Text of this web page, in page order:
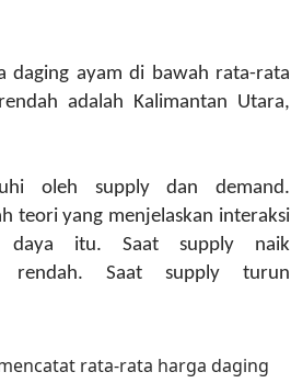
daging ayam di bawah rata-rata
adalah Kalimantan Utara,
oleh supply dan demand.
teori yang menjelaskan interaksi
daya itu. Saat supply naik
rendah. Saat supply turun